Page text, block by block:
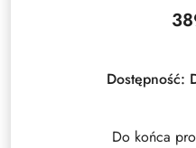
Dostępność:
Do końca